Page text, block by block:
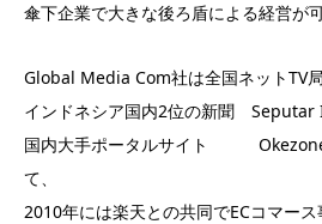
傘下企業で大きな後ろ盾による経営が
Global Media Com社は全国ネットTV
インドネシア国内2位の新聞 Seputar
国内大手ポータルサイト Okezone
て、
2010年には楽天との共同でECコマー